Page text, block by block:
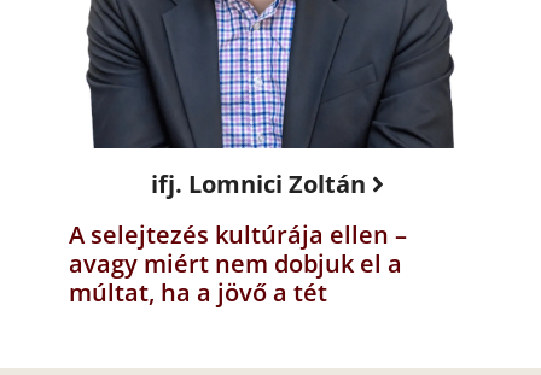
ifj. Lomnici Zoltán
A selejtezés kultúrája ellen –
avagy miért nem dobjuk el a
múltat, ha a jövő a tét